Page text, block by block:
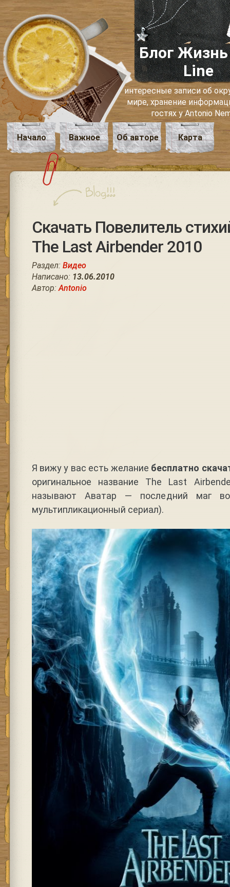
Блог Жизнь
Line
интересные записи об
мире, хранение
гостях у Antonio
Начало Важное Об авторе Карта
Скачать Повелитель
The Last Airbender 2010
Раздел: Видео
Написано: 13.06.2010
Автор:Antonio
Я вижу у вас есть желание бесплатно
оригинальное название The Last
называют Аватар — последний маг
мультипликационный сериал).